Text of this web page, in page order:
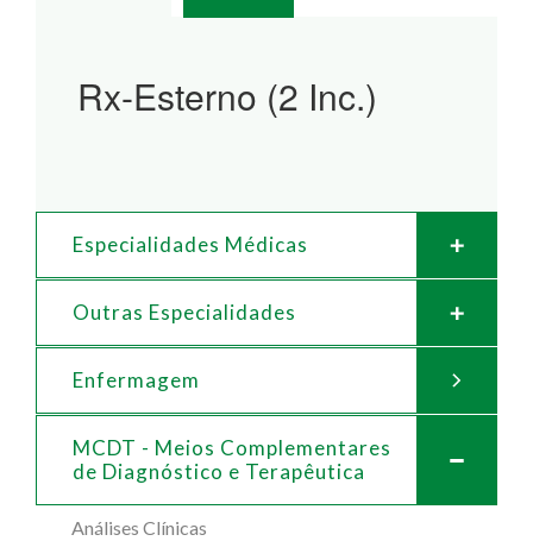
Rx-Esterno (2 Inc.)
Especialidades Médicas
Outras Especialidades
Enfermagem
MCDT - Meios Complementares
de Diagnóstico e Terapêutica
Análises Clínicas